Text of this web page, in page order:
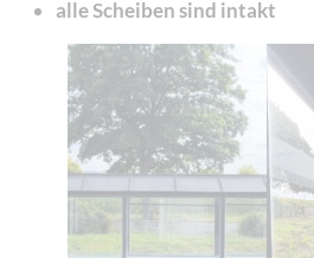
alle Scheiben sind intakt